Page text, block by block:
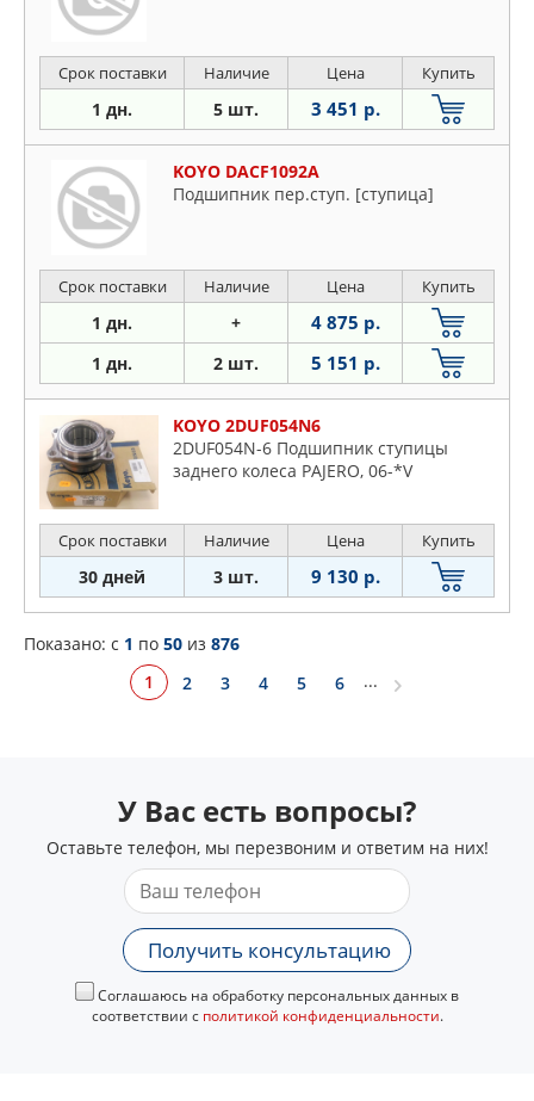
Срок поставки Наличие Цена Купить
1 дн. 5 шт. 3 451 р.
KOYO DACF1092A
Подшипник пер.ступ. [ступица]
Срок поставки Наличие Цена Купить
1 дн. + 4 875 р.
1 дн. 2 шт. 5 151 р.
KOYO 2DUF054N6
2DUF054N-6 Подшипник ступицы
заднего колеса PAJERO, 06-*V
Срок поставки Наличие Цена Купить
30 дней 3 шт. 9 130 р.
Показано: c 1 по 50 из 876
1
2 3 4 5 6 ...
У Вас есть вопросы?
Оставьте телефон, мы перезвоним и ответим на них!
Получить консультацию
Соглашаюсь на обработку персональных данных в
соответствии с политикой конфиденциальности.